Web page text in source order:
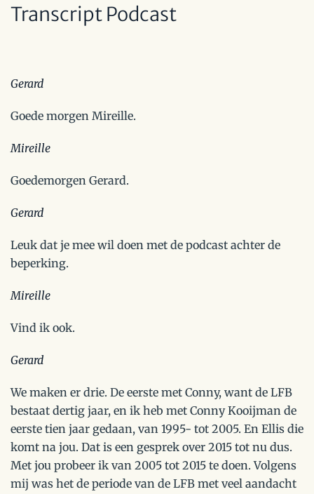
Transcript Podcast
Gerard
Goede morgen Mireille.
Mireille
Goedemorgen Gerard.
Gerard
Leuk dat je mee wil doen met de podcast achter de
beperking.
Mireille
Vind ik ook.
Gerard
We maken er drie. De eerste met Conny, want de LFB
bestaat dertig jaar, en ik heb met Conny Kooijman de
eerste tien jaar gedaan, van 1995- tot 2005. En Ellis die
komt na jou. Dat is een gesprek over 2015 tot nu dus.
Met jou probeer ik van 2005 tot 2015 te doen. Volgens
mij was het de periode van de LFB met veel aandacht